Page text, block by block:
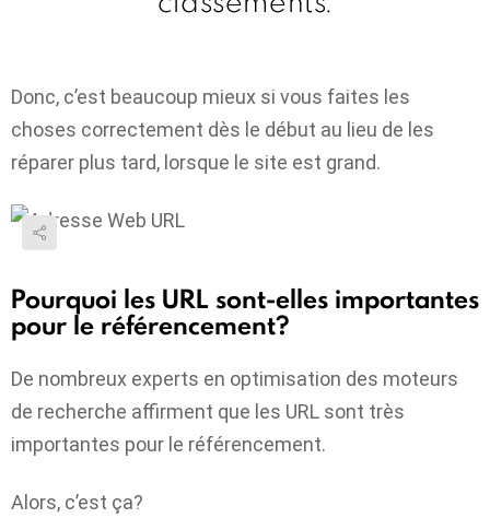
Donc, c’est beaucoup mieux si vous faites les
choses correctement dès le début au lieu de les
réparer plus tard, lorsque le site est grand.
Pourquoi les URL sont-elles importantes
pour le référencement?
De nombreux experts en optimisation des moteurs
de recherche affirment que les URL sont très
importantes pour le référencement.
Alors, c’est ça?